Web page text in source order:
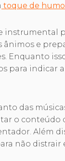
toque de
instrumental
e
Enquanto
para indicar
das
o conteúdo
Além
não distrair